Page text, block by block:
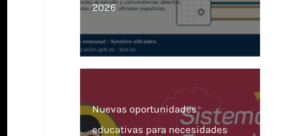
2026
Nuevas oportunidades
educativas para necesidades